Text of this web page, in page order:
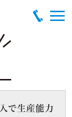
で生産能力